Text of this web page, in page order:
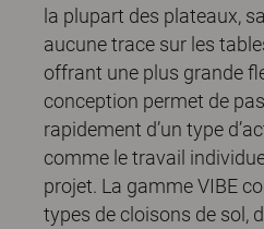
la plupart des plateaux,
aucune trace sur les
offrant une plus grande
conception permet de
rapidement d’un type
comme le travail
projet. La gamme VIBE
types de cloisons de sol,